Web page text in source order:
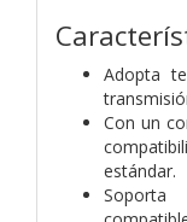
Adopta
Con un
estándar.
Soporta